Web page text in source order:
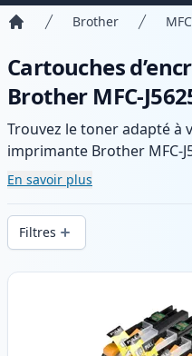
Brother
Cartouches
Brother MFC-
Trouvez le toner adapté à
imprimante Brother MFC-
notre gamme de
et haute capacité. Profitez
d’impression constante et
rapide depuis un stock
En savoir plus
Filtres
Produits